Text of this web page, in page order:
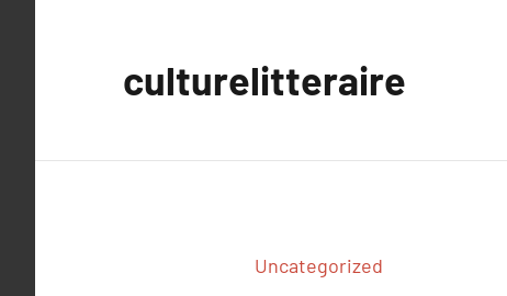
culturelitteraire
Uncategorized